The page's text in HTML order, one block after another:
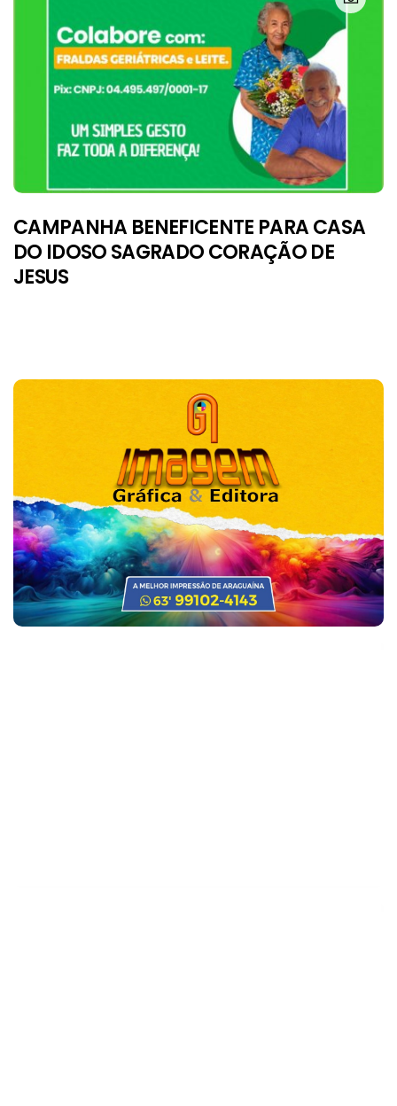
CAMPANHA BENEFICENTE PARA CASA
DO IDOSO SAGRADO CORAÇÃO DE
JESUS